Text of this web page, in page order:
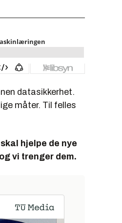
datasikkerhet.
måter. Til felles
hjelpe de nye
vi trenger dem.